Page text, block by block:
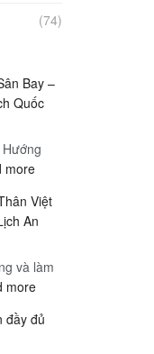
(74)
Bay –
Quốc
more:
Hạn
Visa
Nam
và
Vụ
Việt
An
và làm
more:
Tờ
đầy đủ